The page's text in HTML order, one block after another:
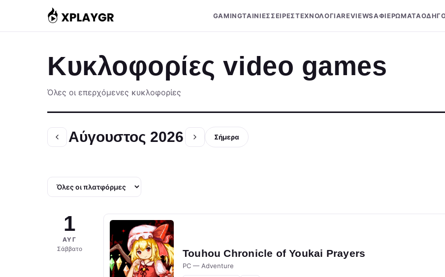
περιεχόμενο
GAMINGΤΑΙΝΙΕΣΣΕΙΡΕΣΤΕΧΝΟΛΟΓΙΑREVIEWSΑΦΙΕΡΩΜΑΤΑ
Κυκλοφορίες video games
Όλες οι επερχόμενες κυκλοφορίες
Αύγουστος 2026 Σήμερα
1
ΑΥΓ
Σάββατο
Touhou Chronicle of Youkai Prayers
PC — Adventure